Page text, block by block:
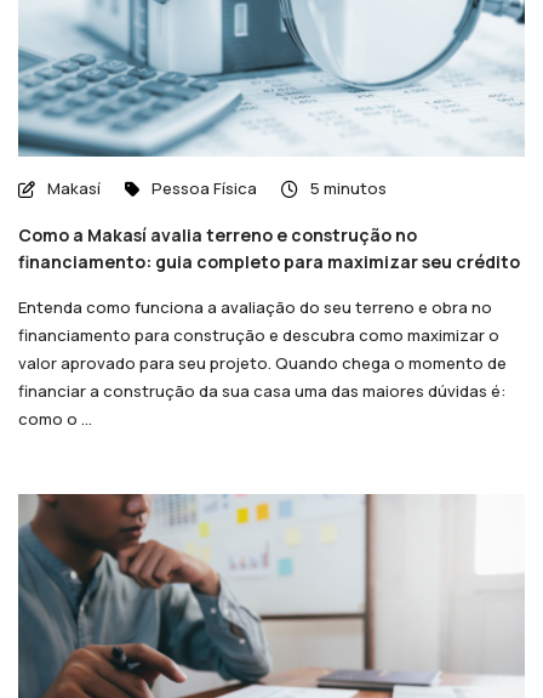
Makasí Pessoa Física 5 minutos
Como a Makasí avalia terreno e construção no
financiamento: guia completo para maximizar seu crédito
Entenda como funciona a avaliação do seu terreno e obra no
financiamento para construção e descubra como maximizar o
valor aprovado para seu projeto. Quando chega o momento de
financiar a construção da sua casa uma das maiores dúvidas é:
como o ...